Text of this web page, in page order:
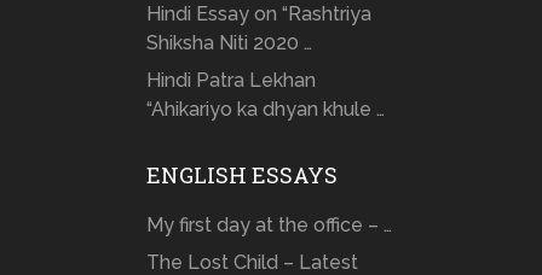
Hindi Essay on “Rashtriya
Shiksha Niti 2020 …
Hindi Patra Lekhan
“Ahikariyo ka dhyan khule …
ENGLISH ESSAYS
My first day at the office – …
The Lost Child – Latest